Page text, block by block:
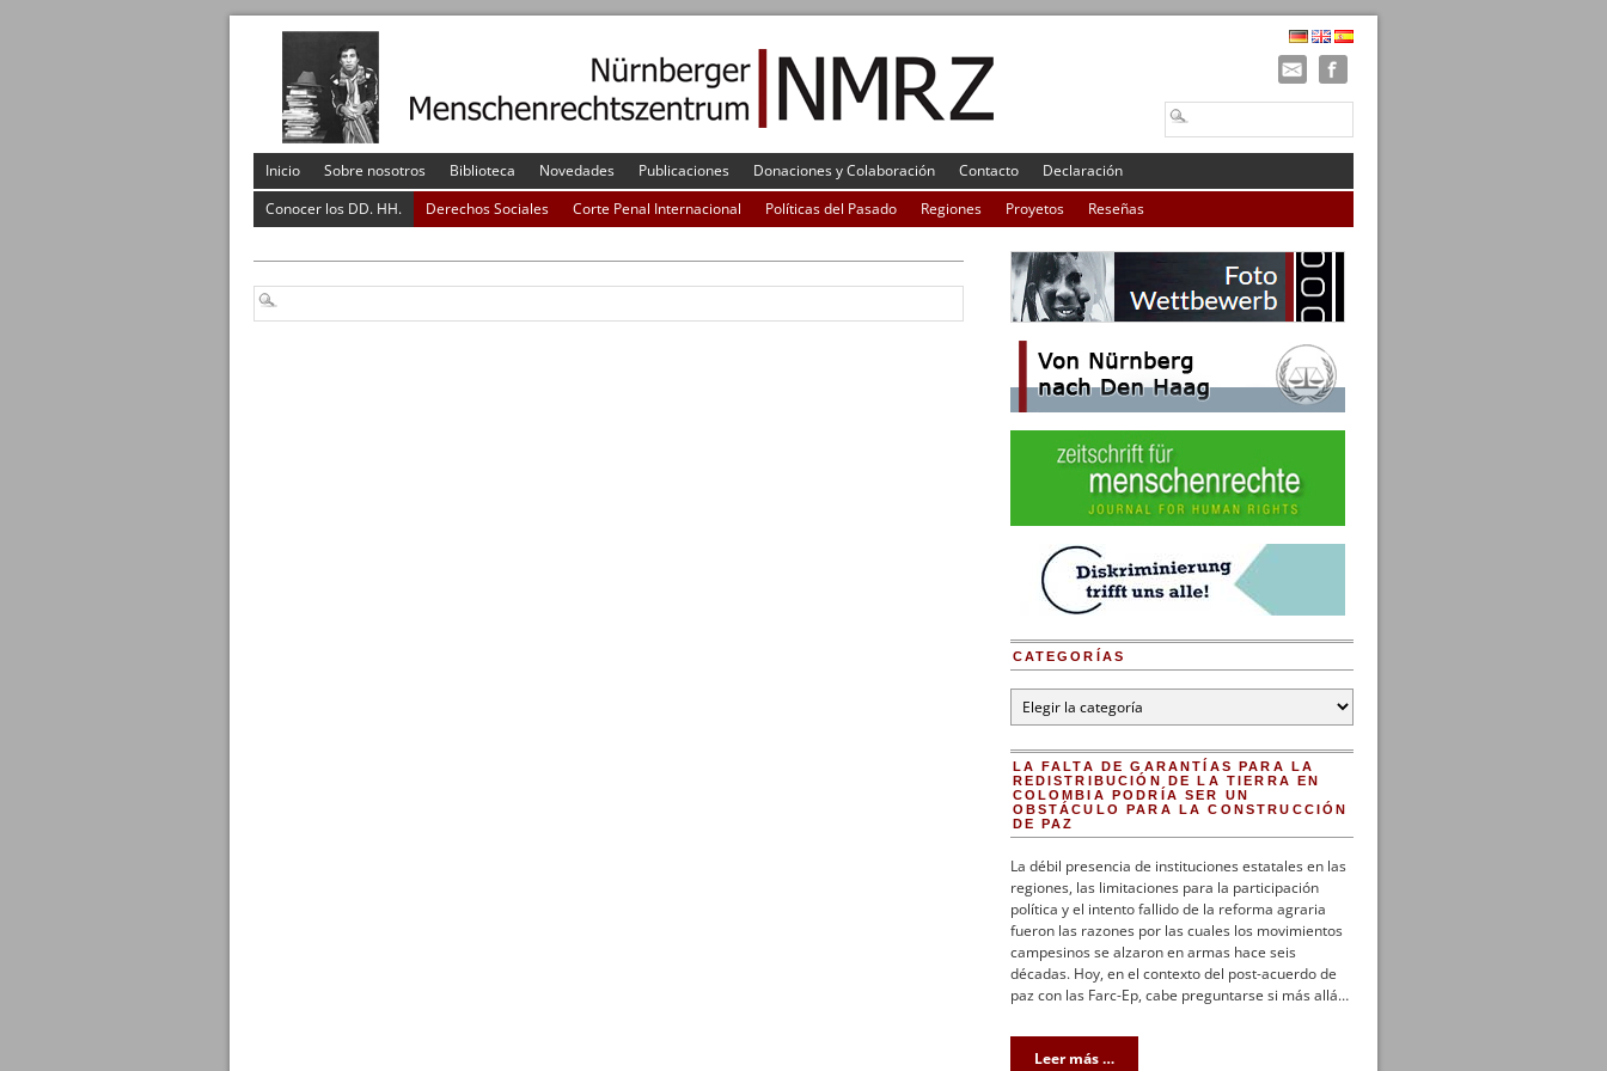
Inicio Sobre nosotros Biblioteca Novedades Publicaciones Donaciones y Colaboración Contacto
Declaración
Conocer los DD. HH.
Derechos Sociales Corte Penal Internacional Políticas del Pasado Regiones Proyetos Reseñas
CATEGORÍAS
Categorías
LA FALTA DE GARANTÍAS PARA LA
REDISTRIBUCIÓN DE LA TIERRA EN
COLOMBIA PODRÍA SER UN
OBSTÁCULO PARA LA CONSTRUCCIÓN
DE PAZ
La débil presencia de instituciones estatales en las
regiones, las limitaciones para la participación
política y el intento fallido de la reforma agraria
fueron las razones por las cuales los movimientos
campesinos se alzaron en armas hace seis
décadas. Hoy, en el contexto del post-acuerdo de
paz con las Farc-Ep, cabe preguntarse si más allá…
Leer más …